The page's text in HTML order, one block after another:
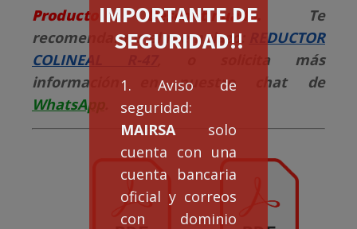
IMPORTANTE DE
SEGURIDAD!!
1. Aviso de
seguridad:
MAIRSA solo
cuenta con una
cuenta bancaria
oficial y correos
con dominio
Producto Descontinuado.
Te
recomendamos el reemplazo:
REDUCTOR
COLINEAL R-47
, o solicita más
información en nuestro chat de
WhatsApp